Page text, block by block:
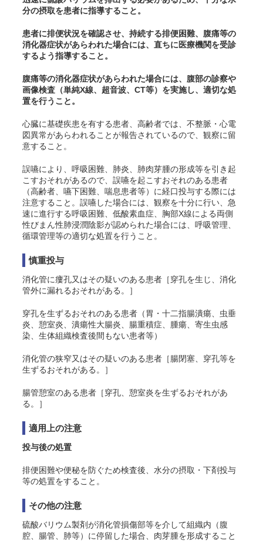
分の摂取を患者に指導すること。
患者に排便状況を確認させ、持続する排便困難、腹痛等の
消化器症状があらわれた場合には、直ちに医療機関を受診
するよう指導すること。
腹痛等の消化器症状があらわれた場合には、腹部の診察や
画像検査（単純X線、超音波、CT等）を実施し、適切な処
置を行うこと。
心臓に基礎疾患を有する患者、高齢者では、不整脈・心電
図異常があらわれることが報告されているので、観察に留
意すること。
誤嚥により、呼吸困難、肺炎、肺肉芽腫の形成等を引き起
こすおそれがあるので、誤嚥を起こすおそれのある患者
（高齢者、嚥下困難、喘息患者等）に経口投与する際には
注意すること。誤嚥した場合には、観察を十分に行い、急
速に進行する呼吸困難、低酸素血症、胸部X線による両側
性びまん性肺浸潤陰影が認められた場合には、呼吸管理、
循環管理等の適切な処置を行うこと。
慎重投与
消化管に瘻孔又はその疑いのある患者［穿孔を生じ、消化
管外に漏れるおそれがある。］
穿孔を生ずるおそれのある患者（胃・十二指腸潰瘍、虫垂
炎、憩室炎、潰瘍性大腸炎、腸重積症、腫瘍、寄生虫感
染、生体組織検査後間もない患者等）
消化管の狭窄又はその疑いのある患者［腸閉塞、穿孔等を
生ずるおそれがある。］
腸管憩室のある患者［穿孔 、憩室炎を生ずるおそれがあ
る。］
適用上の注意
投与後の処置
排便困難や便秘を防ぐため検査後、水分の摂取・下剤投与
等の処置をすること。
その他の注意
硫酸バリウム製剤が消化管損傷部等を介して組織内（腹
腔、腸管、肺等）に停留した場合、肉芽腫を形成すること